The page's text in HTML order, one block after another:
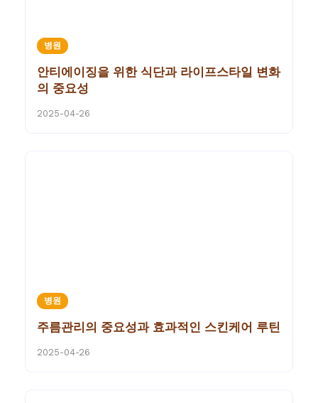
병원
안티에이징을 위한 식단과 라이프스타일 변화
의 중요성
2025-04-26
병원
주름관리의 중요성과 효과적인 스킨케어 루틴
2025-04-26